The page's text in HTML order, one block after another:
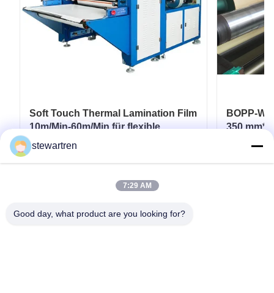
Soft Touch Thermal Lamination Film
10m/Min-60m/Min für flexible
Verpackungen
BOPP-
350
stewartren
7:29 AM
Good day, what product are you looking for?